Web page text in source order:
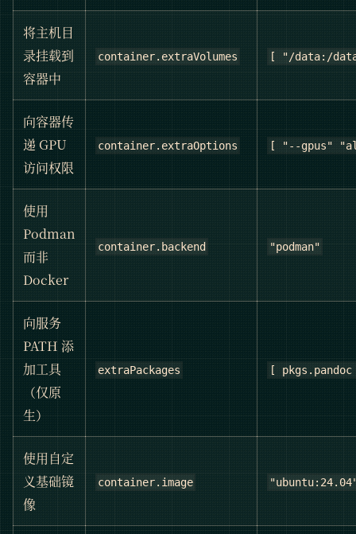
将主机目
录挂载到
容器中
container.extraVolumes [ "/data:/
向容器传
递 GPU
访问权限
container.extraOptions [ "--gpus"
使用
Podman
而非
Docker
container.backend "podman"
向服务
PATH 添
加工具
（仅原
生）
extraPackages [
使用自定
义基础镜
像
container.image